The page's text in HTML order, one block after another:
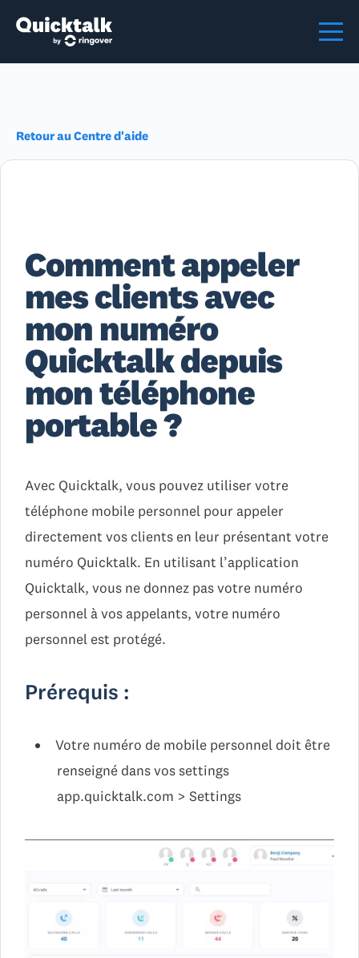
Retour au Centre d'aide
Comment appeler
mes clients avec
mon numéro
Quicktalk depuis
mon téléphone
portable ?
Avec Quicktalk, vous pouvez utiliser votre
téléphone mobile personnel pour appeler
directement vos clients en leur présentant votre
numéro Quicktalk. En utilisant l’application
Quicktalk, vous ne donnez pas votre numéro
personnel à vos appelants, votre numéro
personnel est protégé.
Prérequis :
Votre numéro de mobile personnel doit être
renseigné dans vos settings
app.quicktalk.com > Settings